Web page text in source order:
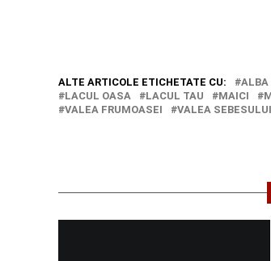
ALTE ARTICOLE ETICHETATE CU: ALBA
LACUL OASA
LACUL TAU MAICI
VALEA FRUMOASEI
VALEA SEBESULUI